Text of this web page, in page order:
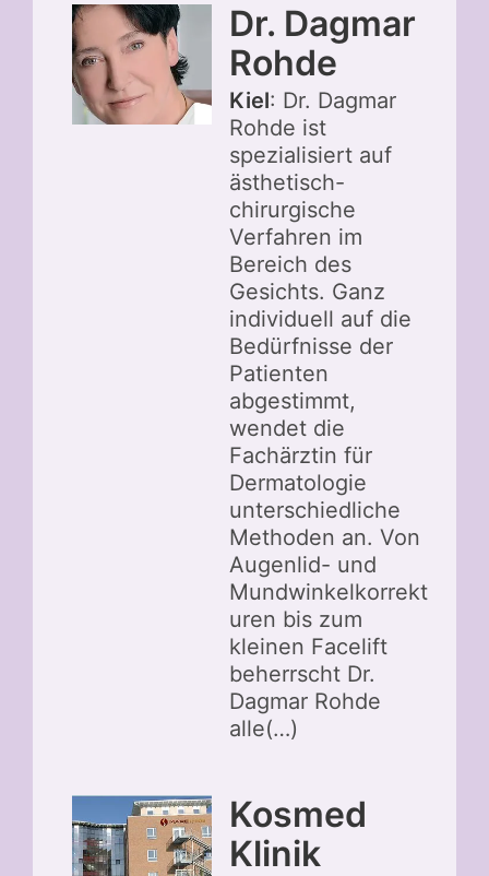
Dr. Dagmar
Rohde
Kiel: Dr. Dagmar
Rohde ist
spezialisiert auf
ästhetisch-
chirurgische
Verfahren im
Bereich des
Gesichts. Ganz
individuell auf die
Bedürfnisse der
Patienten
abgestimmt,
wendet die
Fachärztin für
Dermatologie
unterschiedliche
Methoden an. Von
Augenlid- und
Mundwinkelkorrekt
uren bis zum
kleinen Facelift
beherrscht Dr.
Dagmar Rohde
alle(…)
Kosmed
Klinik